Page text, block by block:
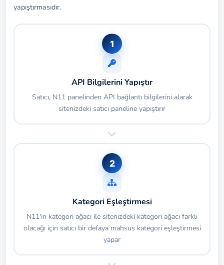
yapıştırmasıdır.
1
API Bilgilerini Yapıştır
Satıcı, N11 panelinden API bağlantı bilgilerini alarak
sitenizdeki satıcı paneline yapıştırır
2
Kategori Eşleştirmesi
N11'in kategori ağacı ile sitenizdeki kategori ağacı farklı
olacağı için satıcı bir defaya mahsus kategori eşleştirmesi
yapar